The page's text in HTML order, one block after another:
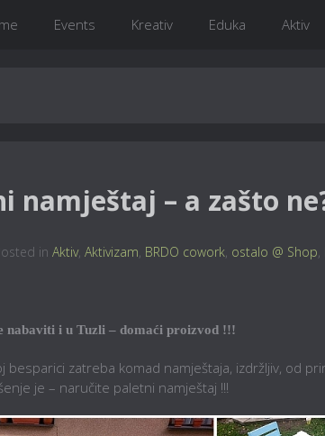
Events Kreativ Eduka Aktiv
namještaj – a zašto
in Aktiv, Aktivizam, BRDO cowork, ostalo @ Shop,
nabaviti i u Tuzli – domaći proizvod !!!
besparici zatreba komad namještaja, izdržljiv, od
je – naručite paletni namještaj !!!